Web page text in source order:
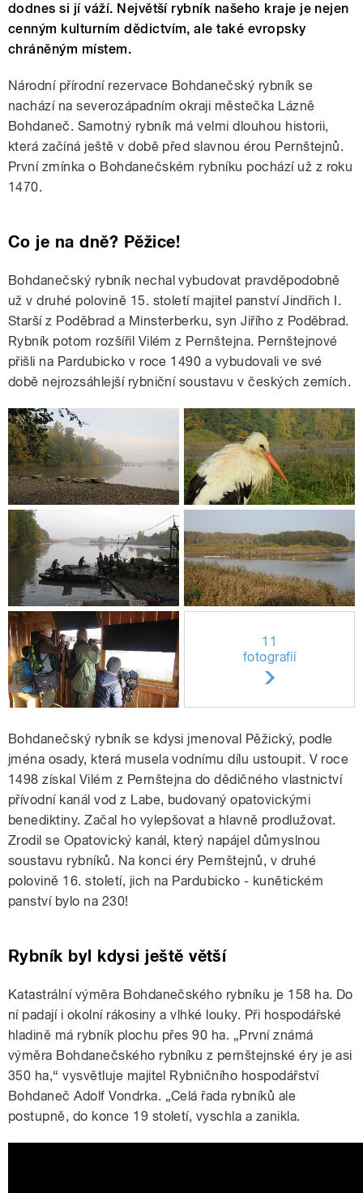
dodnes si jí váží. Největší rybník našeho kraje je nejen
cenným kulturním dědictvím, ale také evropsky
chráněným místem.
Národní přírodní rezervace Bohdanečský rybník se
nachází na severozápadním okraji městečka Lázně
Bohdaneč. Samotný rybník má velmi dlouhou historii,
která začíná ještě v době před slavnou érou Pernštejnů.
První zmínka o Bohdanečském rybníku pochází už z roku
1470.
Co je na dně? Pěžice!
Bohdanečský rybník nechal vybudovat pravděpodobně
už v druhé polovině 15. století majitel panství Jindřich I.
Starší z Poděbrad a Minsterberku, syn Jiřího z Poděbrad.
Rybník potom rozšířil Vilém z Pernštejna. Pernštejnové
přišli na Pardubicko v roce 1490 a vybudovali ve své
době nejrozsáhlejší rybniční soustavu v českých zemích.
11
fotografií
Bohdanečský rybník se kdysi jmenoval Pěžický, podle
jména osady, která musela vodnímu dílu ustoupit. V roce
1498 získal Vilém z Pernštejna do dědičného vlastnictví
přívodní kanál vod z Labe, budovaný opatovickými
benediktiny. Začal ho vylepšovat a hlavně prodlužovat.
Zrodil se Opatovický kanál, který napájel důmyslnou
soustavu rybníků. Na konci éry Pernštejnů, v druhé
polovině 16. století, jich na Pardubicko - kunětickém
panství bylo na 230!
Rybník byl kdysi ještě větší
Katastrální výměra Bohdanečského rybníku je 158 ha. Do
ní padají i okolní rákosiny a vlhké louky. Při hospodářské
hladině má rybník plochu přes 90 ha. „První známá
výměra Bohdanečského rybníku z pernštejnské éry je asi
350 ha,“ vysvětluje majitel Rybničního hospodářství
Bohdaneč Adolf Vondrka. „Celá řada rybníků ale
postupně, do konce 19 století, vyschla a zanikla.